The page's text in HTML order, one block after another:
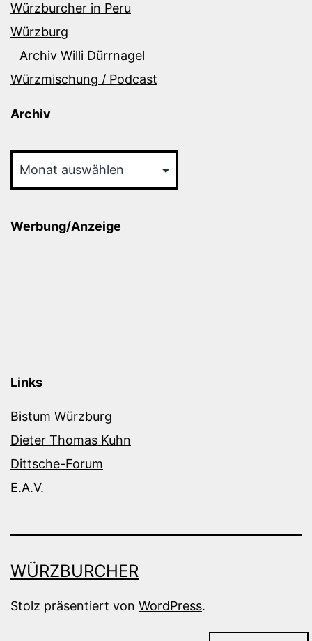
Würzburcher in Peru
Würzburg
Archiv Willi Dürrnagel
Würzmischung / Podcast
Archiv
Werbung/Anzeige
Links
Bistum Würzburg
Dieter Thomas Kuhn
Dittsche-Forum
E.A.V.
WÜRZBURCHER
Stolz präsentiert von WordPress.